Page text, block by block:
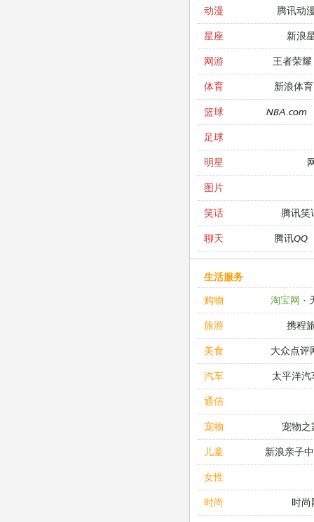
动漫 腾讯动
星座 新浪
网游 王者荣耀
体育 新浪体育
篮球 NBA.com
足球
明星
图片
笑话 腾讯笑
聊天 腾讯QQ
生活服务
购物
淘宝网 ·
旅游 携程
美食 大众点评
汽车 太平洋汽
通信
宠物 宠物之
儿童 新浪亲子
女性
时尚 时尚